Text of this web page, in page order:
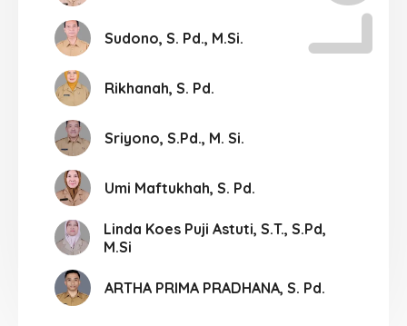
Sudono, S. Pd., M.Si.
Rikhanah, S. Pd.
Sriyono, S.Pd., M. Si.
Umi Maftukhah, S. Pd.
Linda Koes Puji Astuti, S.T., S.Pd,
M.Si
ARTHA PRIMA PRADHANA, S. Pd.